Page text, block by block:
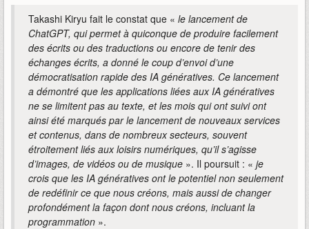
Takashi Kiryu fait le constat que « le lancement de
ChatGPT, qui permet à quiconque de produire facilement
des écrits ou des traductions ou encore de tenir des
échanges écrits, a donné le coup d’envoi d’une
démocratisation rapide des IA génératives. Ce lancement
a démontré que les applications liées aux IA génératives
ne se limitent pas au texte, et les mois qui ont suivi ont
ainsi été marqués par le lancement de nouveaux services
et contenus, dans de nombreux secteurs, souvent
étroitement liés aux loisirs numériques, qu’il s’agisse
d’images, de vidéos ou de musique ». Il poursuit : « je
crois que les IA génératives ont le potentiel non seulement
de redéfinir ce que nous créons, mais aussi de changer
profondément la façon dont nous créons, incluant la
programmation ».